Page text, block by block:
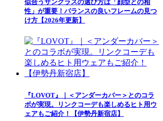
似合うサングラスの選び方は「顔型との相
性」が重要！バランスの良いフレームの見つ
け方【2026年更新】
『LOVOT』｜＜アンダーカバー＞とのコラ
ボが実現。リンクコーデも楽しめるヒト用ウ
ェアもご紹介！【伊勢丹新宿店】